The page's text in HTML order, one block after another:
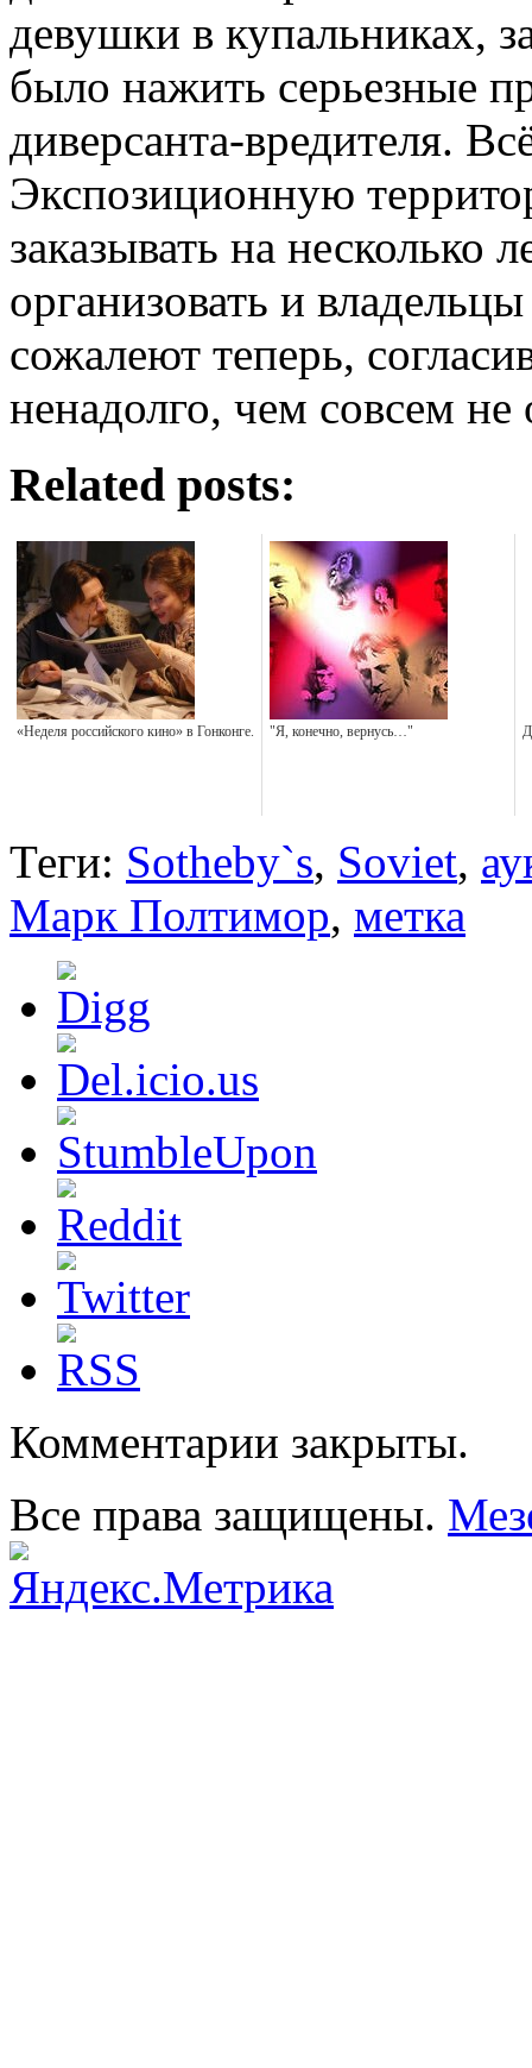
девушки в купальниках,
было нажить серьезные
диверсанта-вредителя.
Экспозиционную
заказывать на несколько
организовать и
сожалеют теперь,
ненадолго, чем совсем не
Related posts:
«Неделя российского кино» в Гонконге. "Я, конечно, вернусь…"
Теги: Sotheby`s, Soviet,
Марк Полтимор, метка
Комментарии закрыты.
Все права защищены.